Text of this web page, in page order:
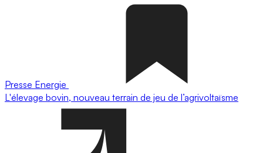
Presse Energie
L'élevage bovin, nouveau terrain de jeu de l’agrivoltaïsme